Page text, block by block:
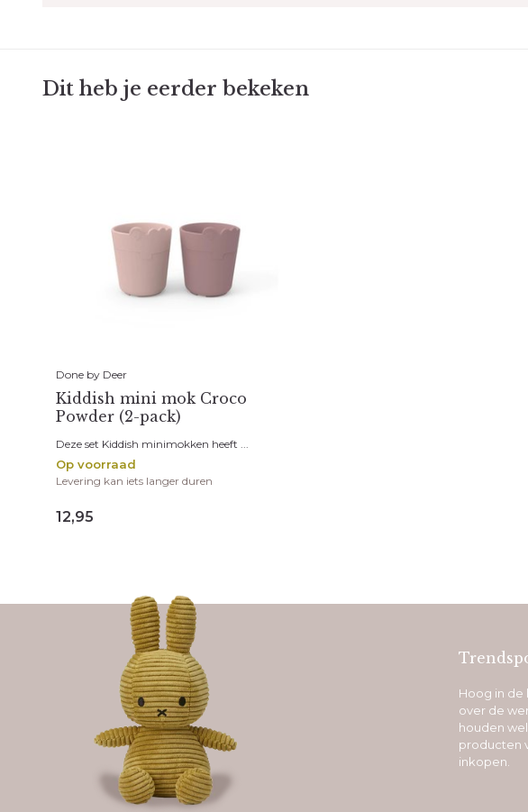
Dit heb je eerder bekeken
Done by Deer
Kiddish mini mok Croco
Powder (2-pack)
Deze set Kiddish minimokken heeft ...
Op voorraad
Levering kan iets langer duren
12,95
Hoog in de
over de
houden
producten
inkopen.